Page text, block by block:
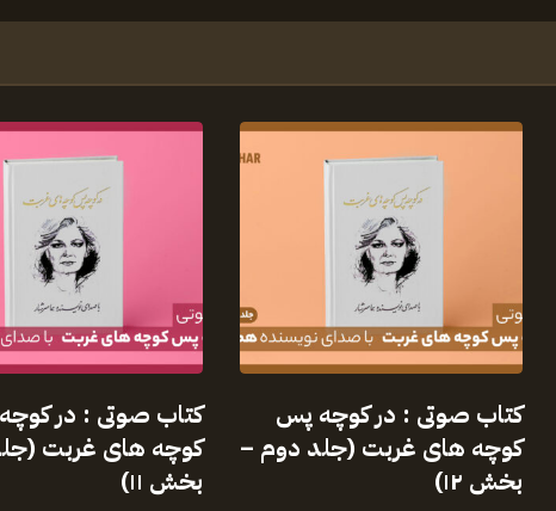
کتاب صوتی : در کوچه پس
کوچه های غربت (جلد دوم –
بخش ۱۲)
کتاب صوتی : در
کوچه های غربت
بخش ۱۱)